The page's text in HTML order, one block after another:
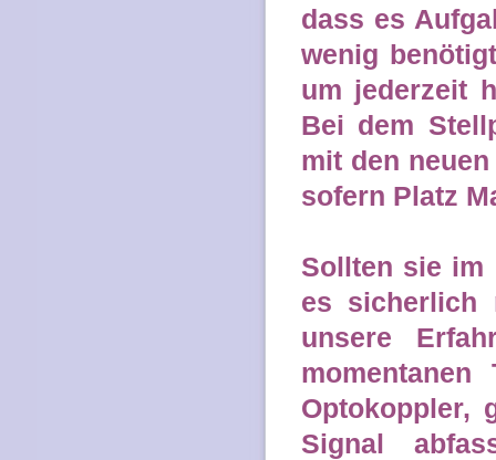
dass es
wenig
um jederzeit
Bei dem
mit den
sofern Platz
Sollten sie im
es sicherlich
unsere
Optokoppler,
Signal